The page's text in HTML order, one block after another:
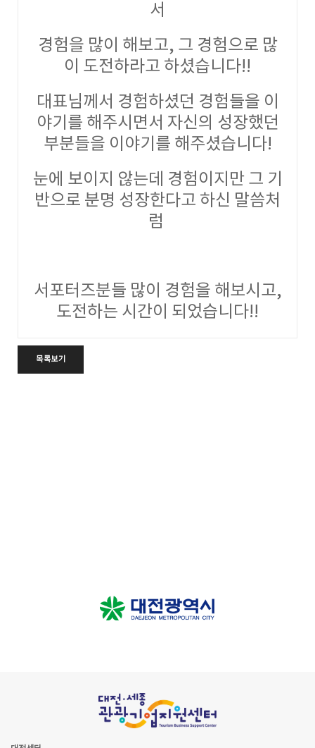
서
경험을 많이 해보고, 그 경험으로 많
이 도전하라고 하셨습니다!!
대표님께서 경험하셨던 경험들을 이
야기를 해주시면서 자신의 성장했던
부분들을 이야기를 해주셨습니다!
눈에 보이지 않는데 경험이지만 그 기
반으로 분명 성장한다고 하신 말씀처
럼
서포터즈분들 많이 경험을 해보시고,
도전하는 시간이 되었습니다!!
목록보기